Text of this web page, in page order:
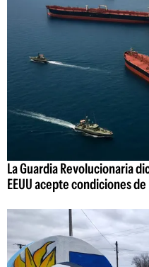
La Guardia Revolucionaria
EEUU acepte condiciones